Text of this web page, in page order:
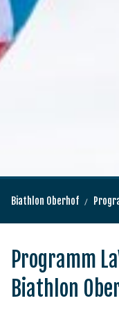
Biathlon Oberhof
Programm
Biathlon